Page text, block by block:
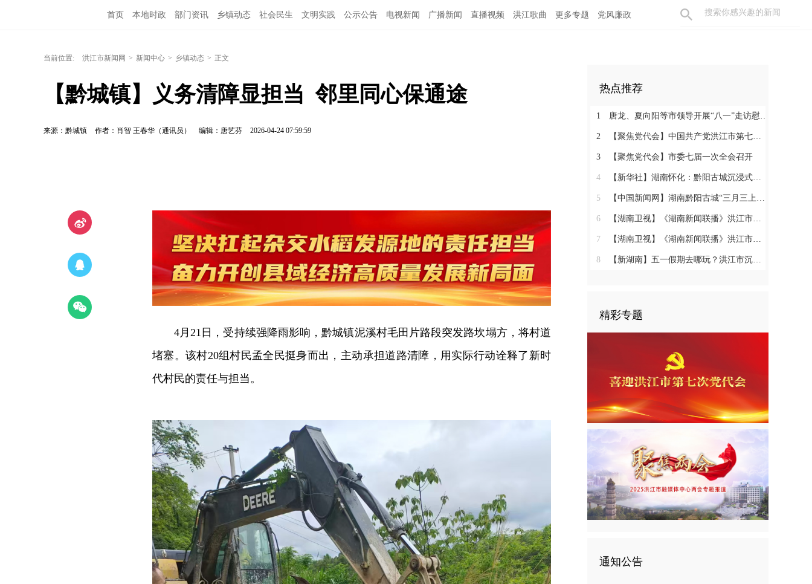
首页 本地时政 部门资讯 乡镇动态 社会民生 文明实践 公示公告 电视新闻 广播新闻 直播视频 洪江歌曲 更多专题 党风廉政
当前位置: 洪江市新闻网 > 新闻中心 > 乡镇动态 > 正文
【黔城镇】义务清障显担当  邻里同心保通途
来源：黔城镇 作者：肖智 王春华（通讯员） 编辑：唐艺芬 2026-04-24 07:59:59
4月21日，受持续强降雨影响，黔城镇泥溪村毛田片路段突发路坎塌方，将村道
堵塞。该村20组村民孟全民挺身而出，主动承担道路清障，用实际行动诠释了新时
代村民的责任与担当。
热点推荐
1 唐龙、夏向阳等市领导开展“八一”走访慰问活动
2 【聚焦党代会】中国共产党洪江市第七次代表大会胜利闭幕
3 【聚焦党代会】市委七届一次全会召开
4 【新华社】湖南怀化：黔阳古城沉浸式玩法热度攀升
5 【中国新闻网】湖南黔阳古城“三月三上巳节”演绎千年文化盛宴
6 【湖南卫视】《湖南新闻联播》洪江市：相约三月三 体验地道民俗
7 【湖南卫视】《湖南新闻联播》洪江市：相约三月三 体验地道民俗
8 【新湖南】五一假期去哪玩？洪江市沉浸式西游、趣味农耕、青春汇演……5天不重样
精彩专题
通知公告